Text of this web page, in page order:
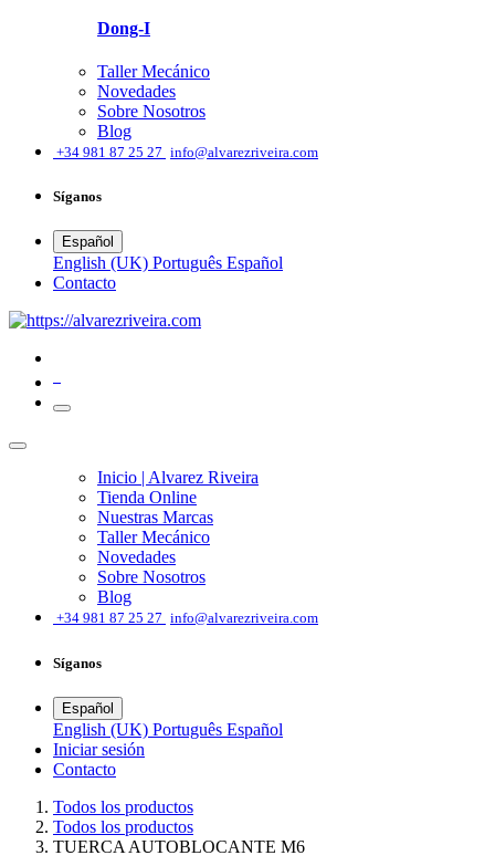
Dong-I
Taller Mecánico
Novedades
Sobre Nosotros
Blog
+34 981 87 25 27 info@alvarezriveira.com
Síganos
Español
English (UK) Português Español
​Contacto
Inicio | Alvarez Riveira
Tienda Online
Nuestras Marcas
Taller Mecánico
Novedades
Sobre Nosotros
Blog
+34 981 87 25 27 info@alvarezriveira.com
Síganos
Español
English (UK) Português Español
Iniciar sesión
​Contacto
Todos los productos
Todos los productos
TUERCA AUTOBLOCANTE M6